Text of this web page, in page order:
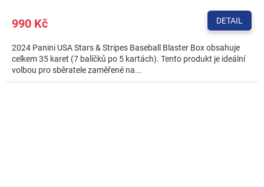
990 Kč DETAIL
2024 Panini USA Stars & Stripes Baseball Blaster Box obsahuje
celkem 35 karet (7 balíčků po 5 kartách). Tento produkt je ideální
volbou pro sběratele zaměřené na...